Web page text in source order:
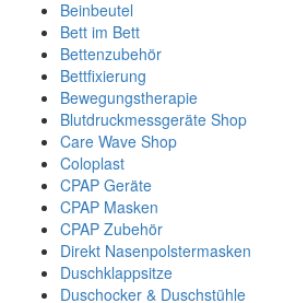
Beinbeutel
Bett im Bett
Bettenzubehör
Bettfixierung
Bewegungstherapie
Blutdruckmessgeräte Shop
Care Wave Shop
Coloplast
CPAP Geräte
CPAP Masken
CPAP Zubehör
Direkt Nasenpolstermasken
Duschklappsitze
Duschocker & Duschstühle